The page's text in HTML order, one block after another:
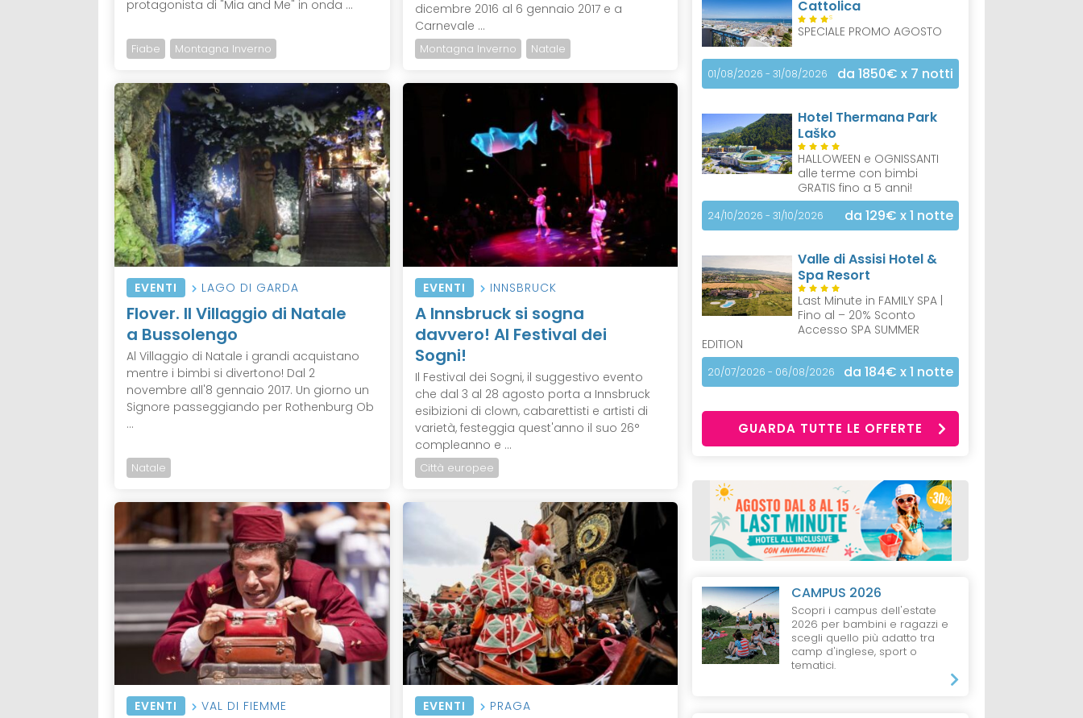
protagonista di "Mia and Me" in onda ...
Fiabe Montagna Inverno
dicembre 2016 al 6 gennaio 2017 e a
Carnevale ...
Montagna Inverno Natale
EVENTI LAGO DI GARDA
Flover. Il Villaggio di Natale
a Bussolengo
Al Villaggio di Natale i grandi acquistano
mentre i bimbi si divertono! Dal 2
novembre all'8 gennaio 2017. Un giorno un
Signore passeggiando per Rothenburg Ob
...
Natale
EVENTI INNSBRUCK
A Innsbruck si sogna
davvero! Al Festival dei
Sogni!
Il Festival dei Sogni, il suggestivo evento
che dal 3 al 28 agosto porta a Innsbruck
esibizioni di clown, cabarettisti e artisti di
varietà, festeggia quest'anno il suo 26°
compleanno e ...
Città europee
EVENTI VAL DI FIEMME EVENTI PRAGA
Cattolica
S
SPECIALE PROMO AGOSTO
01/08/2026 - 31/08/2026 da 1850€ x 7 notti
Hotel Thermana Park
Laško
HALLOWEEN e OGNISSANTI
alle terme con bimbi
GRATIS fino a 5 anni!
24/10/2026 - 31/10/2026 da 129€ x 1 notte
Valle di Assisi Hotel &
Spa Resort
Last Minute in FAMILY SPA |
Fino al – 20% Sconto
Accesso SPA SUMMER
EDITION
20/07/2026 - 06/08/2026 da 184€ x 1 notte
GUARDA TUTTE LE OFFERTE
CAMPUS 2026
Scopri i campus dell'estate
2026 per bambini e ragazzi e
scegli quello più adatto tra
camp d'inglese, sport o
tematici.